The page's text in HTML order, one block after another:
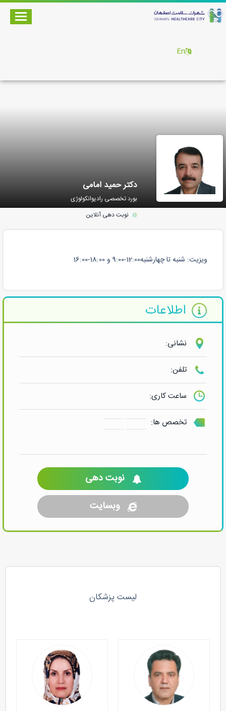
En
دکتر حمید امامی
بورد تخصصی رادیوانکولوژی
نوبت دهی آنلاین
ویزیت: شنبه تا چهارشنبه12:00-9:00 و 18:00-16:00
اطلاعات
نشانی:
تلفن:
ساعت کاری:
تخصص ها:
نوبت دهی
وبسایت
لیست پزشکان